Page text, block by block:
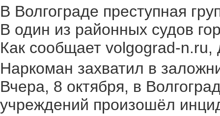
В Волгограде преступная
В один из районных судов
Как сообщает volgograd-
Наркоман захватил в
Вчера, 8 октября, в
учреждений произошёл